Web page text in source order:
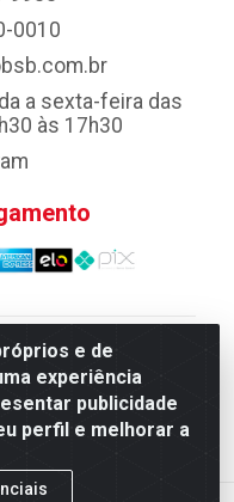
e de
experiência
publicidade
perfil e melhorar a
0010
a sexta-feira das
às 17h30
Queiroz Comercio e
39 e, 41 - Setor
- CEP 72.135-100 -
80